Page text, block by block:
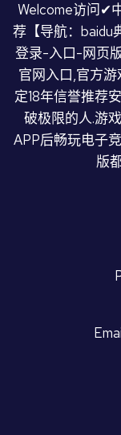
Welcome访问✔
荐【导航：baidu
登录-入口-网页
官网入口,官方
定18年信誉推荐
破极限的人.游
APP后畅玩电子
版